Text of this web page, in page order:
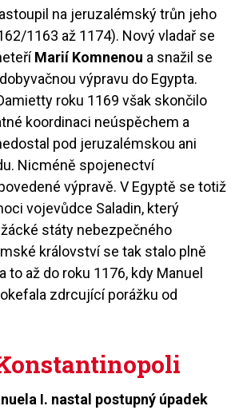
na jeruzalémský trůn jeho
1163 až 1174). Nový vladař se
Marií Komnenou a snažil se
výpravu do Egypta.
roku 1169 však skončilo
koordinaci neúspěchem a
pod jeruzalémskou ani
Nicméně spojenectví
výpravě. V Egyptě se totiž
vojevůdce Saladin, který
státy nebezpečného
království se tak stalo plně
to až do roku 1176, kdy Manuel
zdrcující porážku od
I. nastal postupný úpadek